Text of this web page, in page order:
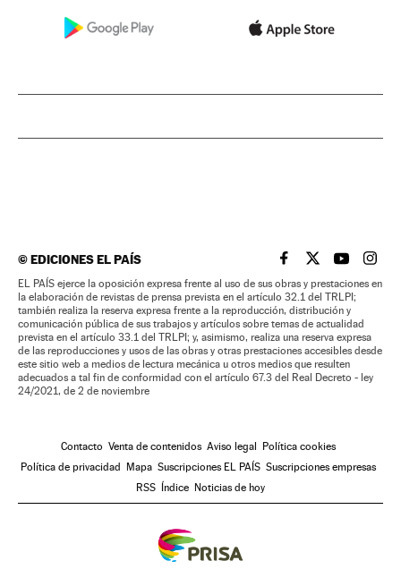
©EDICIONES EL PAÍS EL PAÍS BRASIL EN
EL PAÍSEL PAÍS
EL
EL PAÍS ejerce la oposición expresa frente al uso de sus obras y prestaciones en
la elaboración de revistas de prensa prevista en el artículo 32.1 del TRLPI;
también realiza la reserva expresa frente a la reproducción, distribución y
comunicación pública de sus trabajos y artículos sobre temas de actualidad
prevista en el artículo 33.1 del TRLPI; y, asimismo, realiza una reserva expresa
de las reproducciones y usos de las obras y otras prestaciones accesibles desde
este sitio web a medios de lectura mecánica u otros medios que resulten
adecuados a tal fin de conformidad con el artículo 67.3 del Real Decreto - ley
24/2021, de 2 de noviembre
Contacto Venta de contenidos Aviso legal Política cookies
Política de privacidad Mapa Suscripciones EL PAÍS Suscripciones empresas
RSS Índice Noticias de hoy